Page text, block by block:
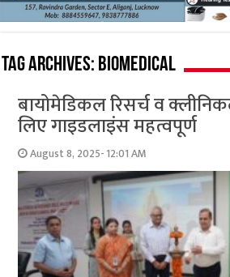
Tag Archives: biomedical
बायोमेडिकल रिसर्च व
लिए गाइडलाइंस महत्वपूर्ण
August 8, 2025- 12:01 AM